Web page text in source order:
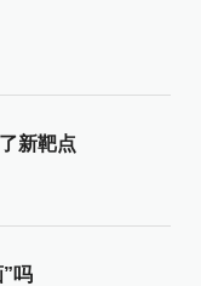
新靶点
吗